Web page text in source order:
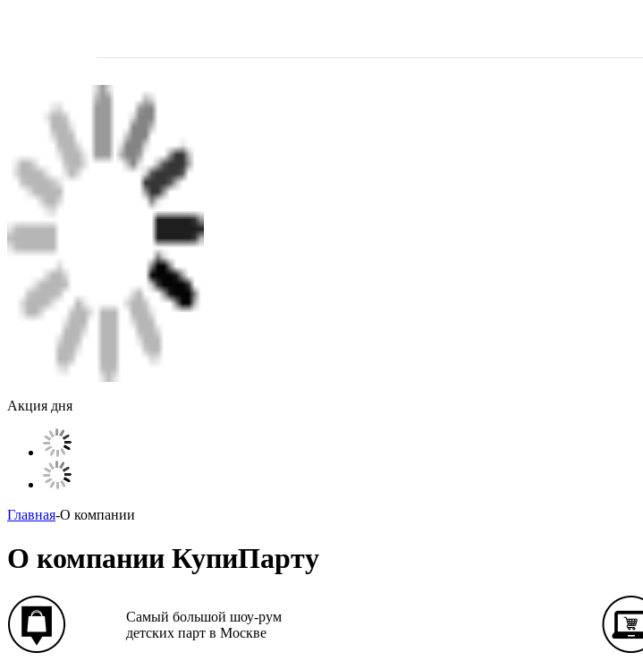
Акция дня
Главная-О компании
О компании КупиПарту
Самый большой шоу-рум
детских парт в Москве